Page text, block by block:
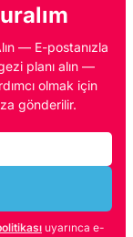
— E-postanızla
planı alın —
olmak için
gönderilir.
uyarınca e-